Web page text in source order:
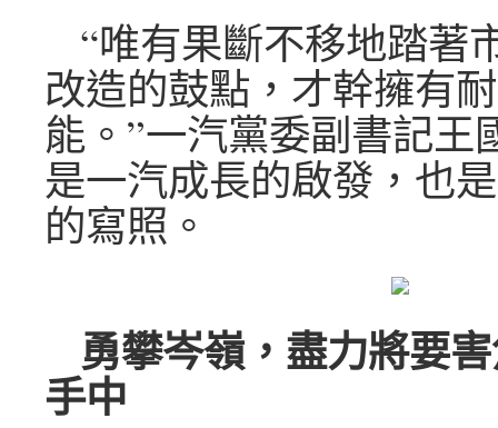
“唯有果斷不移地踏著
改造的鼓點，才幹擁有
能。”一汽黨委副書記王
是一汽成長的啟發，也
的寫照。
勇攀岑嶺，盡力將要
手中